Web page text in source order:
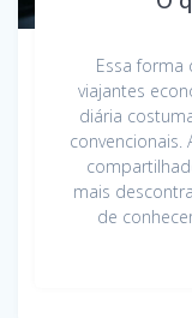
Essa
viajantes
diária
convencionais.
mais
de